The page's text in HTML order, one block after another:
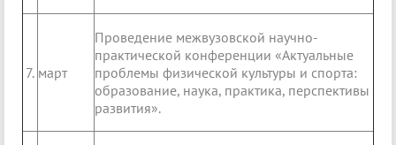
7. март
Проведение межвузовской научно-
практической конференции «Актуальные
проблемы физической культуры и спорта:
образование, наука, практика, перспективы
развития».